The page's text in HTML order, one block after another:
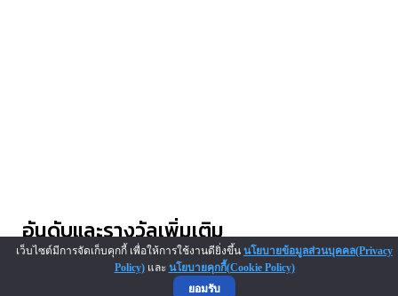
อันดับและรางวัลเพิ่มเติม
อู้ฟู่ ลูกชิ้นปลาเยาวราช อยู่ในอันดับที่น่าสนใจ ดังนี้
เว็บไซต์มีการจัดเก็บคุกกี้ เพื่อให้การใช้งานดียิ่งขึ้น นโยบายข้อมูลส่วนบุคคล(Privacy
Policy)และ นโยบายคุกกี้(Cookie Policy)
ยอมรับ